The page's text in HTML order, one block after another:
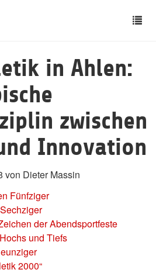
in Ahlen:
zwischen
Innovation
von Dieter Massin
Fünfziger
der Abendsportfeste
und Tiefs
2000“